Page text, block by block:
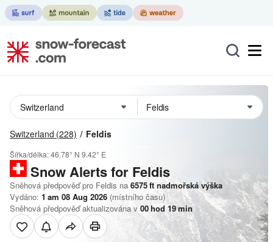
Switzerland (228) Feldis
Šířka/délka:46.78° N 9.42° E
Snow Alerts for Feldis
Sněhová předpověď pro Feldis na 6575ft nadmořská výška
Vydáno: 1 am 08 Aug 2026 (místního času)
Sněhová předpověď aktualizována v 00hod 19min